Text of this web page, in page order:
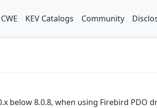
CWE KEV Catalogs Community
below 8.0.8, when using Firebird PDO